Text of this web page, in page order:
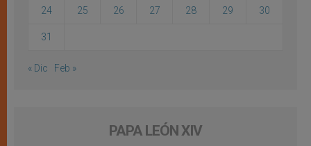
24 25 26 27 28 29 30
31
« Dic Feb »
PAPA LEÓN XIV